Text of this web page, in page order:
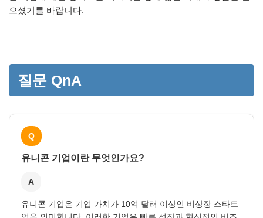
으셨기를 바랍니다.
질문 QnA
Q
유니콘 기업이란 무엇인가요?
A
유니콘 기업은 기업 가치가 10억 달러 이상인 비상장 스타트